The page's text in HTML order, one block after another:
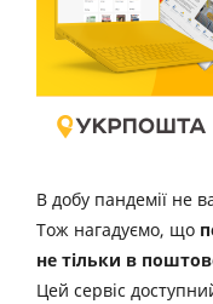
В добу пандемії не
Тож нагадуємо, що
не тільки в
Цей сервіс